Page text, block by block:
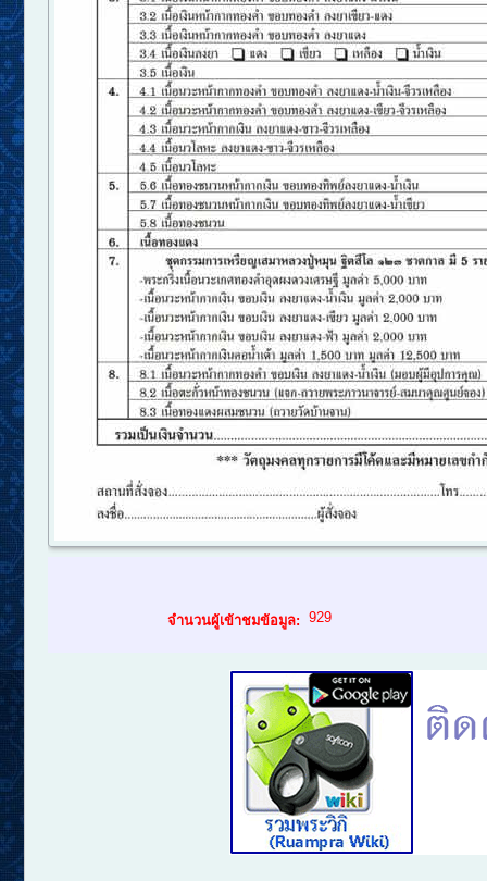
จำนวนผู้เข้าชมข้อมูล: 929